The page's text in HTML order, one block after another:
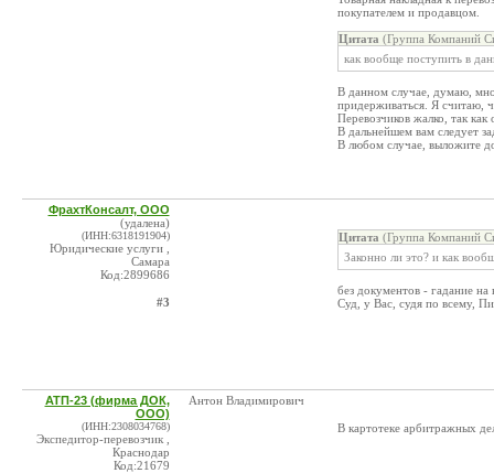
покупателем и продавцом.
Цитата (Группа Компаний
как вообще поступить в
В данном случае, думаю,
придерживаться. Я считаю,
Перевозчиков жалко, так
В дальнейшем вам следует
В любом случае, выложите
ФрахтКонсалт, ООО
(удалена)
(ИНН:6318191904)
Юридические услуги ,
Самара
Код:2899686
#3
Цитата (Группа Компаний
Законно ли это? и как
без документов - гадание
Суд, у Вас, судя по всему,
АТП-23 (фирма ДОК,
ООО)
(ИНН:2308034768)
Экспедитор-перевозчик ,
Краснодар
Код:21679
Антон Владимирович
В картотеке арбитражных